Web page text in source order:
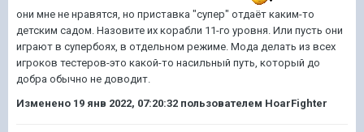
они мне не нравятся, но приставка "супер" отдаёт каким-то
детским садом. Назовите их корабли 11-го уровня. Или пусть они
играют в супербоях, в отдельном режиме. Мода делать из всех
игроков тестеров-это какой-то насильный путь, который до
добра обычно не доводит.
Изменено 19 янв 2022, 07:20:32 пользователем HoarFighter